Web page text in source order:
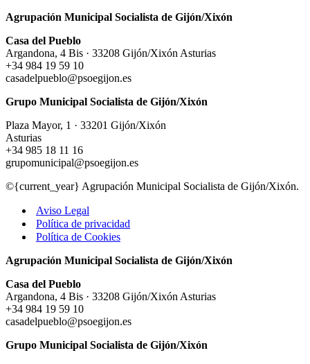
Agrupación Municipal Socialista de Gijón/Xixón
Casa del Pueblo
Argandona, 4 Bis · 33208 Gijón/Xixón Asturias
+34 984 19 59 10
casadelpueblo@psoegijon.es
Grupo Municipal Socialista de Gijón/Xixón
Plaza Mayor, 1 · 33201 Gijón/Xixón
Asturias
+34 985 18 11 16
grupomunicipal@psoegijon.es
©{current_year} Agrupación Municipal Socialista de Gijón/Xixón.
Aviso Legal
Política de privacidad
Política de Cookies
Agrupación Municipal Socialista de Gijón/Xixón
Casa del Pueblo
Argandona, 4 Bis · 33208 Gijón/Xixón Asturias
+34 984 19 59 10
casadelpueblo@psoegijon.es
Grupo Municipal Socialista de Gijón/Xixón